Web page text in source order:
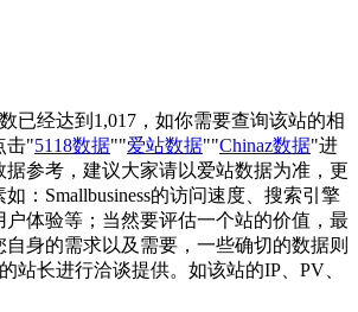
数已经达到1,017，如你需要查询该站的相
击"5118数据""爱站数据""Chinaz数据"进
据参考，建议大家请以爱站数据为准，更
：Smallbusiness的访问速度、搜索引擎
户体验等；当然要评估一个站的价值，最
身的需求以及需要，一些确切的数据则
站长进行洽谈提供。如该站的IP、PV、